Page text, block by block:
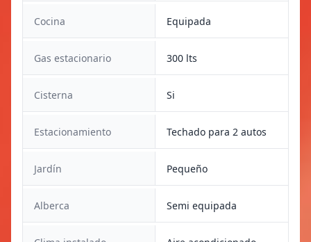
Cocina Equipada
Gas estacionario 300 lts
Cisterna Si
Estacionamiento Techado para 2 autos
Jardín Pequeño
Alberca Semi equipada